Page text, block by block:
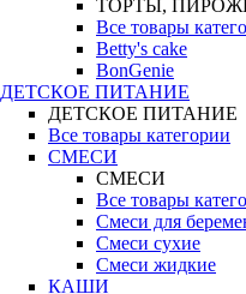
ТОРТЫ,
Все товары
Betty's cake
BonGenie
ДЕТСКОЕ ПИТАНИЕ
ДЕТСКОЕ ПИТАНИЕ
Все товары категории
СМЕСИ
СМЕСИ
Все товары
Смеси для
Смеси сухие
Смеси жидкие
КАШИ